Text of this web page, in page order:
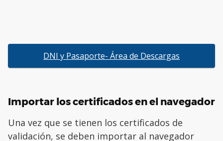
DNI y Pasaporte- Área de Descargas
Importar los certificados en el navegador
Una vez que se tienen los certificados de
validación, se deben importar al navegador